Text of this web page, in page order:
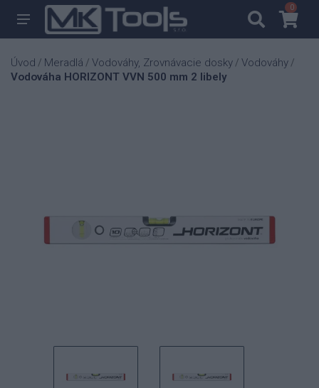
00
Úvod / Meradlá / Vodováhy, Zrovnávacie dosky / Vodováhy /
Vodováha HORIZONT VVN 500 mm 2 libely